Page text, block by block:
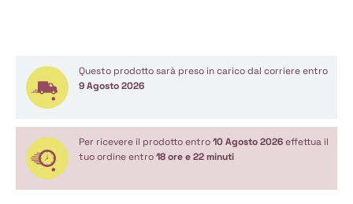
Questo prodotto sarà preso in carico dal corriere entro
9 Agosto 2026
Per ricevere il prodotto entro10 Agosto 2026effettua il
tuo ordine entro18 ore e 22 minuti